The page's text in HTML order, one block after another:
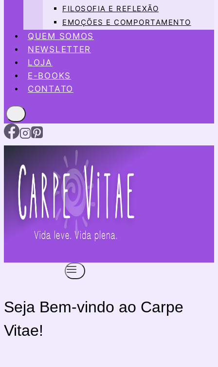
FILOSOFIA E REFLEXÃO
EMOÇÕES E COMPORTAMENTO
QUEM SOMOS
NEWSLETTER
LOJA
E-BOOKS
CONTATO
Seja Bem-vindo ao Carpe
Vitae!